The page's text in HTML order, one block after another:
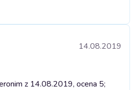
14.08.2019
z 14.08.2019, ocena 5;